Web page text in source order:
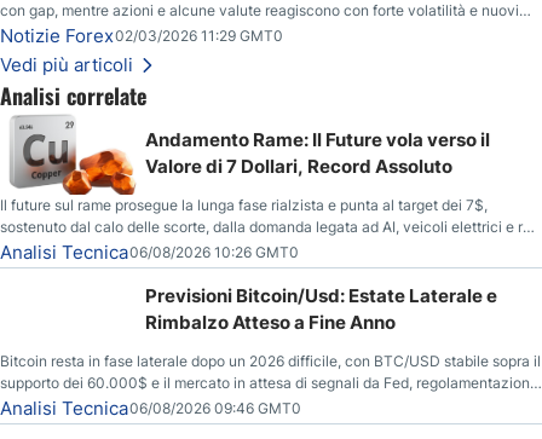
con gap, mentre azioni e alcune valute reagiscono con forte volatilità e nuovi
livelli da monitorare.
Notizie Forex02/03/2026 11:29 GMT0
Vedi più articoli
Analisi correlate
Andamento Rame: Il Future vola verso il
Valore di 7 Dollari, Record Assoluto
Il future sul rame prosegue la lunga fase rialzista e punta al target dei 7$,
sostenuto dal calo delle scorte, dalla domanda legata ad AI, veicoli elettrici e reti
energetiche, e dai timori di deficit produttivo dal 2028.
Analisi Tecnica06/08/2026 10:26 GMT0
Previsioni Bitcoin/Usd: Estate Laterale e
Rimbalzo Atteso a Fine Anno
Bitcoin resta in fase laterale dopo un 2026 difficile, con BTC/USD stabile sopra il
supporto dei 60.000$ e il mercato in attesa di segnali da Fed, regolamentazione
USA ed elezioni di medio termine.
Analisi Tecnica06/08/2026 09:46 GMT0